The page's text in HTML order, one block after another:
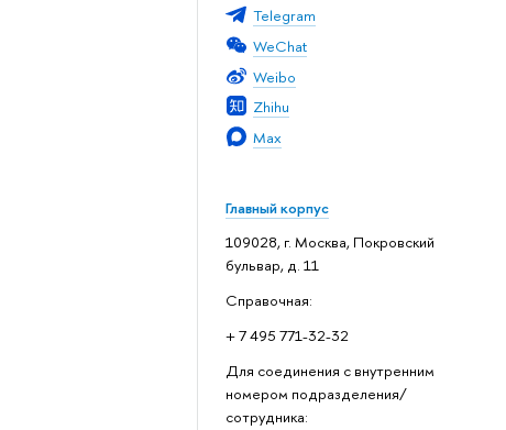
Telegram
WeChat
Weibo
Zhihu
Max
Главный корпус
109028, г. Москва, Покровский
бульвар, д. 11
Справочная:
+ 7 495 771-32-32
Для соединения с внутренним
номером подразделения/
сотрудника: